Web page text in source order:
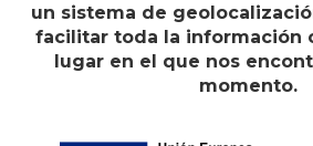
un sistema de
facilitar toda la información
lugar en el que nos
momento.